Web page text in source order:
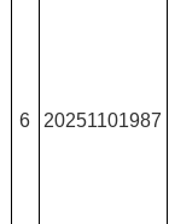
6 20251101987